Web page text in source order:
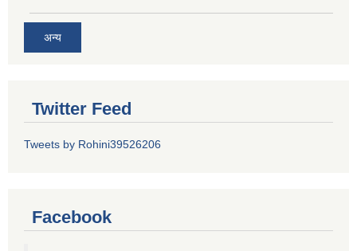
अन्य
Twitter Feed
Tweets by Rohini39526206
Facebook